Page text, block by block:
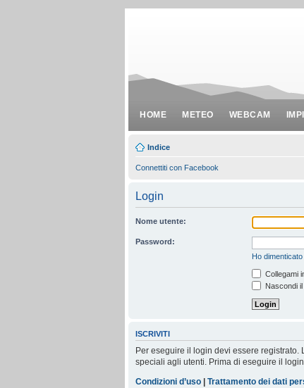
HOME METEO WEBCAM
Indice
Connettiti con Facebook
Login
Nome utente:
Password:
Ho
Collegami
Nascondi
ISCRIVITI
Per eseguire il login devi essere registrato.
speciali agli utenti. Prima di eseguire il
Condizioni d’uso | Trattamento dei dati